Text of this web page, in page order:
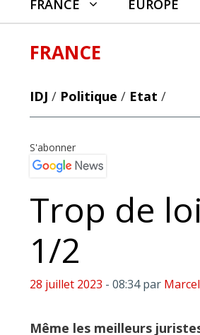
FRANCE EUROPE
FRANCE
IDJ / Politique / Etat /
S'abonner
Trop de
1/2
28 juillet 2023 - 08:34 par
Même les meilleurs